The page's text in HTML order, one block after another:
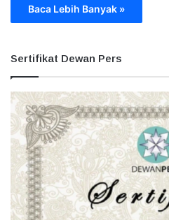
Baca Lebih Banyak »
Sertifikat Dewan Pers